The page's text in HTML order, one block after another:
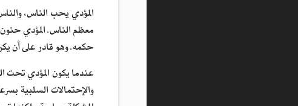
المؤدي يحب الناس،
معظم الناس. المؤدي
حكمه. وهو قادر على أن
عندما يكون المؤدي تحت
والإحتمالات السلبية